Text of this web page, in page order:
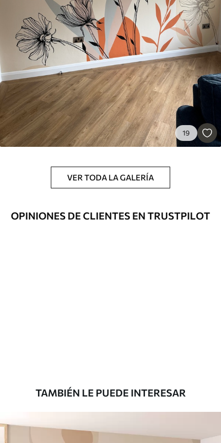
Estándar
7.03$4.22/sq ft
Premium
8.33$5.00/sq ft
Peel and Stick
.77$7 .66 /sq ft
19
VER TODA LA GALERÍA
OPINIONES DE CLIENTES EN TRUSTPILOT
TAMBIÉN LE PUEDE INTERESAR